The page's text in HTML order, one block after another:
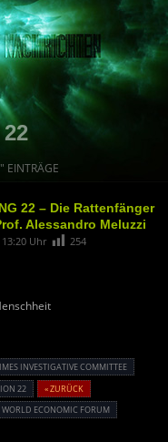
EINTRÄGE
22 – Die Rattenfänger
Alessandro Meluzzi
Uhr 254
INVESTIGATIVE COMMITTEE
22
« ZURÜCK
WORLD ECONOMIC FORUM